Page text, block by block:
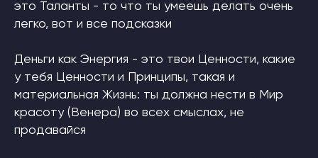
это Таланты - то что ты умеешь делать очень
легко, вот и все подсказки
Деньги как Энергия - это твои Ценности, какие
у тебя Ценности и Принципы, такая и
материальная Жизнь: ты должна нести в Мир
красоту (Венера) во всех смыслах, не
продавайся